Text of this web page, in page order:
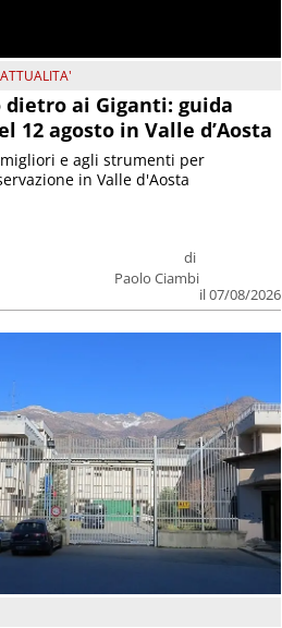
ATTUALITA'
dietro ai Giganti: guida
12 agosto in Valle d’Aosta
di
Paolo Ciambi
il 07/08/2026
e agli strumenti per
in Valle d'Aosta